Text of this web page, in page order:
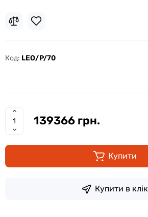
Код: LEO/P/70
139366 грн.
Купити
Купити в клік